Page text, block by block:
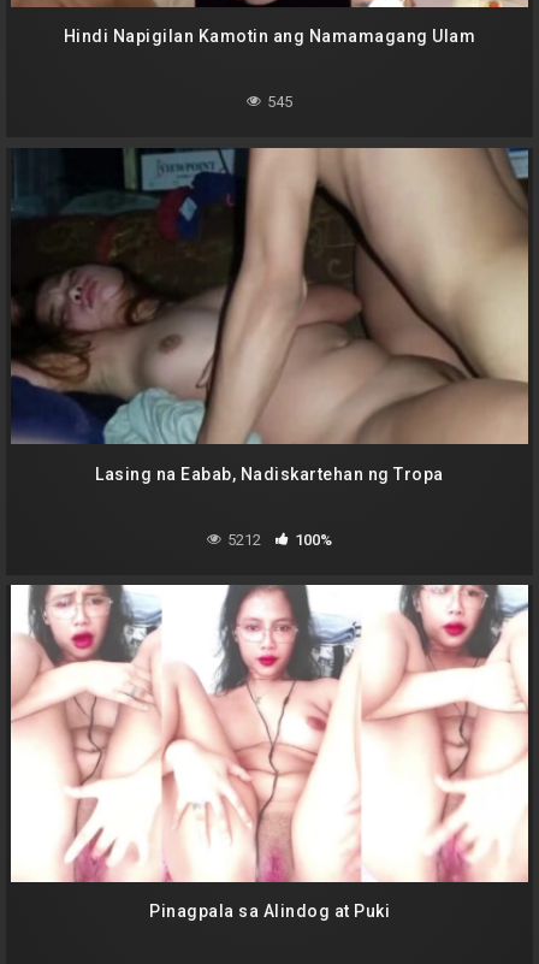
Hindi Napigilan Kamotin ang Namamagang Ulam
545
Lasing na Eabab, Nadiskartehan ng Tropa
5212 100%
Pinagpala sa Alindog at Puki